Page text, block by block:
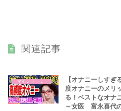
関連記事
マインド・哲学
【オナニーしす
度オナニーのメリ
る！ベストなオナ
～女医 富永喜代